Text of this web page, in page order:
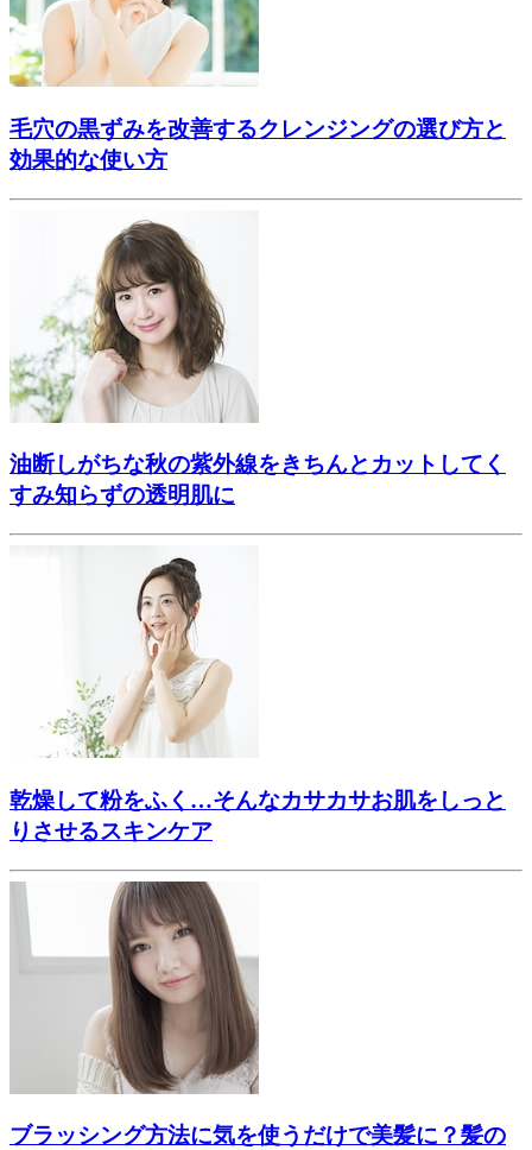
毛穴の黒ずみを改善するクレンジングの選び方と
効果的な使い方
油断しがちな秋の紫外線をきちんとカットしてく
すみ知らずの透明肌に
乾燥して粉をふく…そんなカサカサお肌をしっと
りさせるスキンケア
ブラッシング方法に気を使うだけで美髪に？髪の